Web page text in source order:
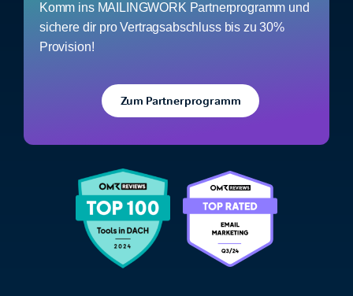
Komm ins MAILINGWORK Partnerprogramm und
sichere dir pro Vertragsabschluss bis zu 30%
Provision!
Zum Partnerprogramm